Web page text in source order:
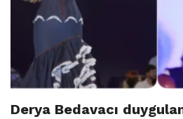
Derya Bedavacı